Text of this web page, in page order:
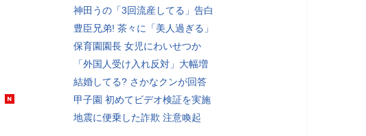
神田うの「3回流産してる」告白
豊臣兄弟! 茶々に「美人過ぎる」
保育園園長 女児にわいせつか
「外国人受け入れ反対」大幅増
結婚してる? さかなクンが回答
甲子園 初めてビデオ検証を実施
地震に便乗した詐欺 注意喚起